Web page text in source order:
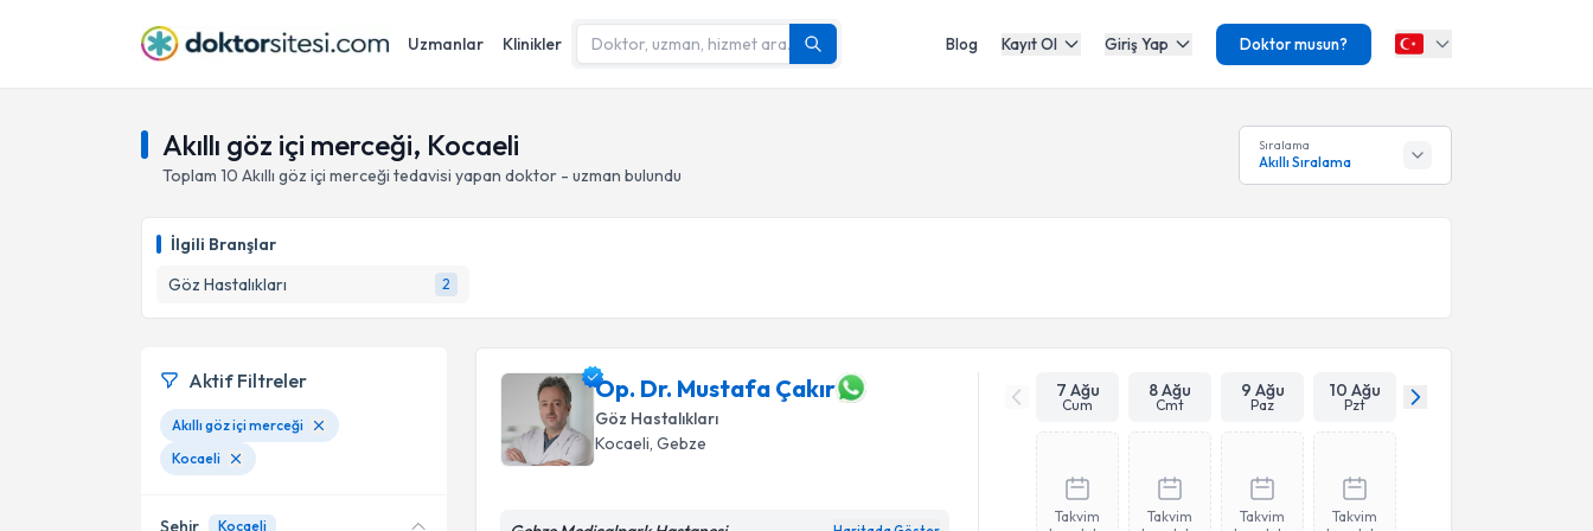
Uzmanlar Klinikler Blog Kayıt Ol Giriş Yap Doktor musun?
Akıllı göz içi merceği, Kocaeli
Toplam 10 Akıllı göz içi merceği tedavisi yapan doktor - uzman bulundu
Sıralama
Akıllı Sıralama
İlgili Branşlar
Göz Hastalıkları
2
Op. Dr. Mustafa Çakır
Göz Hastalıkları
Kocaeli, Gebze
7 Ağu
Cum
8 Ağu
Cmt
9 Ağu
Paz
10 Ağu
Pzt
Takvim
Takvim
Takvim
Takvim
Aktif Filtreler
Akıllı göz içi merceği
Kocaeli
Şehir Kocaeli